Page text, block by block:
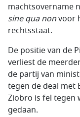
machtsovername
sine qua nonvoor
rechtsstaat.
De positie van de
verliest de
de partij van
tegen de deal met
Ziobro is fel tegen
gedaan.